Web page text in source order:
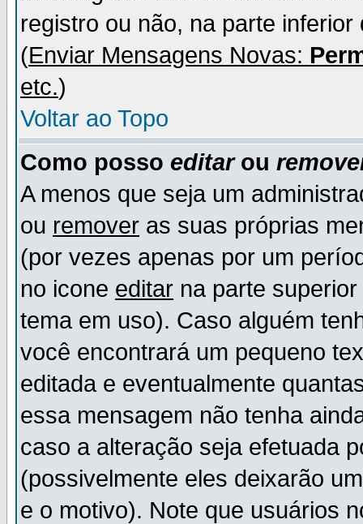
registro ou não, na parte
(Enviar Mensagens Novas:
etc.)
Voltar ao Topo
Como posso editarou
A menos que seja um
ou remover as suas próprias
(por vezes apenas por um
no icone editar na parte
tema em uso). Caso alguém
você encontrará um pequeno
editada e eventualmente
essa mensagem não tenha
caso a alteração seja efetuada
(possivelmente eles deixarão
e o motivo). Note que usuários